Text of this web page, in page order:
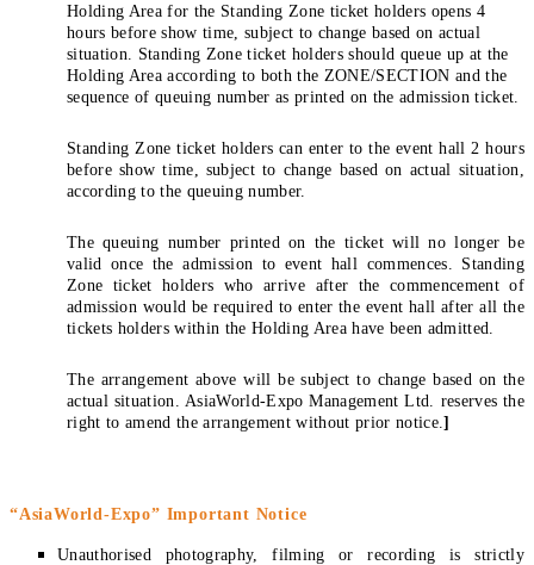
Holding Area for the Standing Zone ticket holders opens 4
hours before show time, subject to change based on actual
situation. Standing Zone ticket holders should queue up at the
Holding Area according to both the ZONE/SECTION and the
sequence of queuing number as printed on the admission ticket.
Standing Zone ticket holders can enter to the event hall 2 hours
before show time, subject to change based on actual situation,
according to the queuing number.
The queuing number printed on the ticket will no longer be
valid once the admission to event hall commences. Standing
Zone ticket holders who arrive after the commencement of
admission would be required to enter the event hall after all the
tickets holders within the Holding Area have been admitted.
The arrangement above will be subject to change based on the
actual situation. AsiaWorld-Expo Management Ltd. reserves the
right to amend the arrangement without prior notice.]
“AsiaWorld-Expo” Important Notice
Unauthorised photography, filming or recording is strictly